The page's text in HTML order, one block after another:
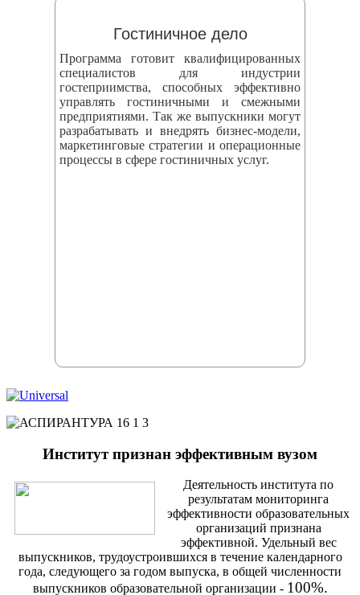
Гостиничное дело
Программа готовит квалифицированных
специалистов для индустрии
гостеприимства, способных эффективно
управлять гостиничными и смежными
предприятиями. Так же выпускники могут
разрабатывать и внедрять бизнес‑модели,
маркетинговые стратегии и операционные
процессы в сфере гостиничных услуг.
Институт признан эффективным вузом
Деятельность института по
результатам мониторинга
эффективности образовательных
организаций признана
эффективной. Удельный вес
выпускников, трудоустроившихся в течение календарного
года, следующего за годом выпуска, в общей численности
выпускников образовательной организации - 100%.